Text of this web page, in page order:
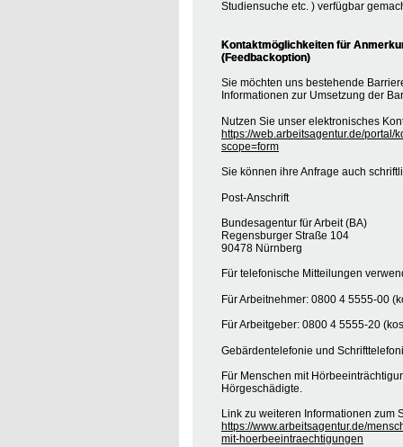
Studiensuche etc. ) verfügbar
Kontaktmöglichkeiten für
(Feedbackoption)
Sie möchten uns bestehende
Informationen zur Umsetzung der
Nutzen Sie unser elektronisches
https://web.arbeitsagentur.de/portal/
scope=form
Sie können ihre Anfrage auch
Post-Anschrift
Bundesagentur für Arbeit (BA)
Regensburger Straße 104
90478 Nürnberg
Für telefonische Mitteilungen
Für Arbeitnehmer: 0800 4 5555-00
Für Arbeitgeber: 0800 4 5555-20
Gebärdentelefonie und
Für Menschen mit
Hörgeschädigte.
Link zu weiteren Informationen zum
https://www.arbeitsagentur.de/
mit-hoerbeeintraechtigungen